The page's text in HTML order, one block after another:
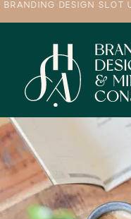
DESIGN SLOT UND